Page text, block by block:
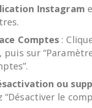
Instagram
Comptes :
sur
ou
“Désactiver le